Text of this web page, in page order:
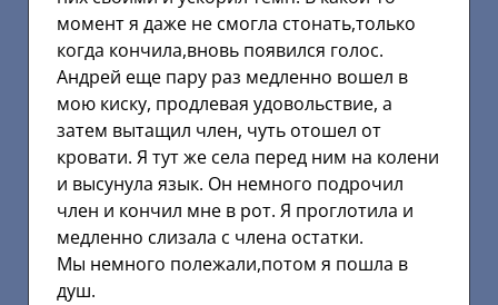
момент я даже не смогла стонать,только
когда кончила,вновь появился голос.
Андрей еще пару раз медленно вошел в
мою киску, продлевая удовольствие, а
затем вытащил член, чуть отошел от
кровати. Я тут же села перед ним на колени
и высунула язык. Он немного подрочил
член и кончил мне в рот. Я проглотила и
медленно слизала с члена остатки.
Мы немного полежали,потом я пошла в
душ.